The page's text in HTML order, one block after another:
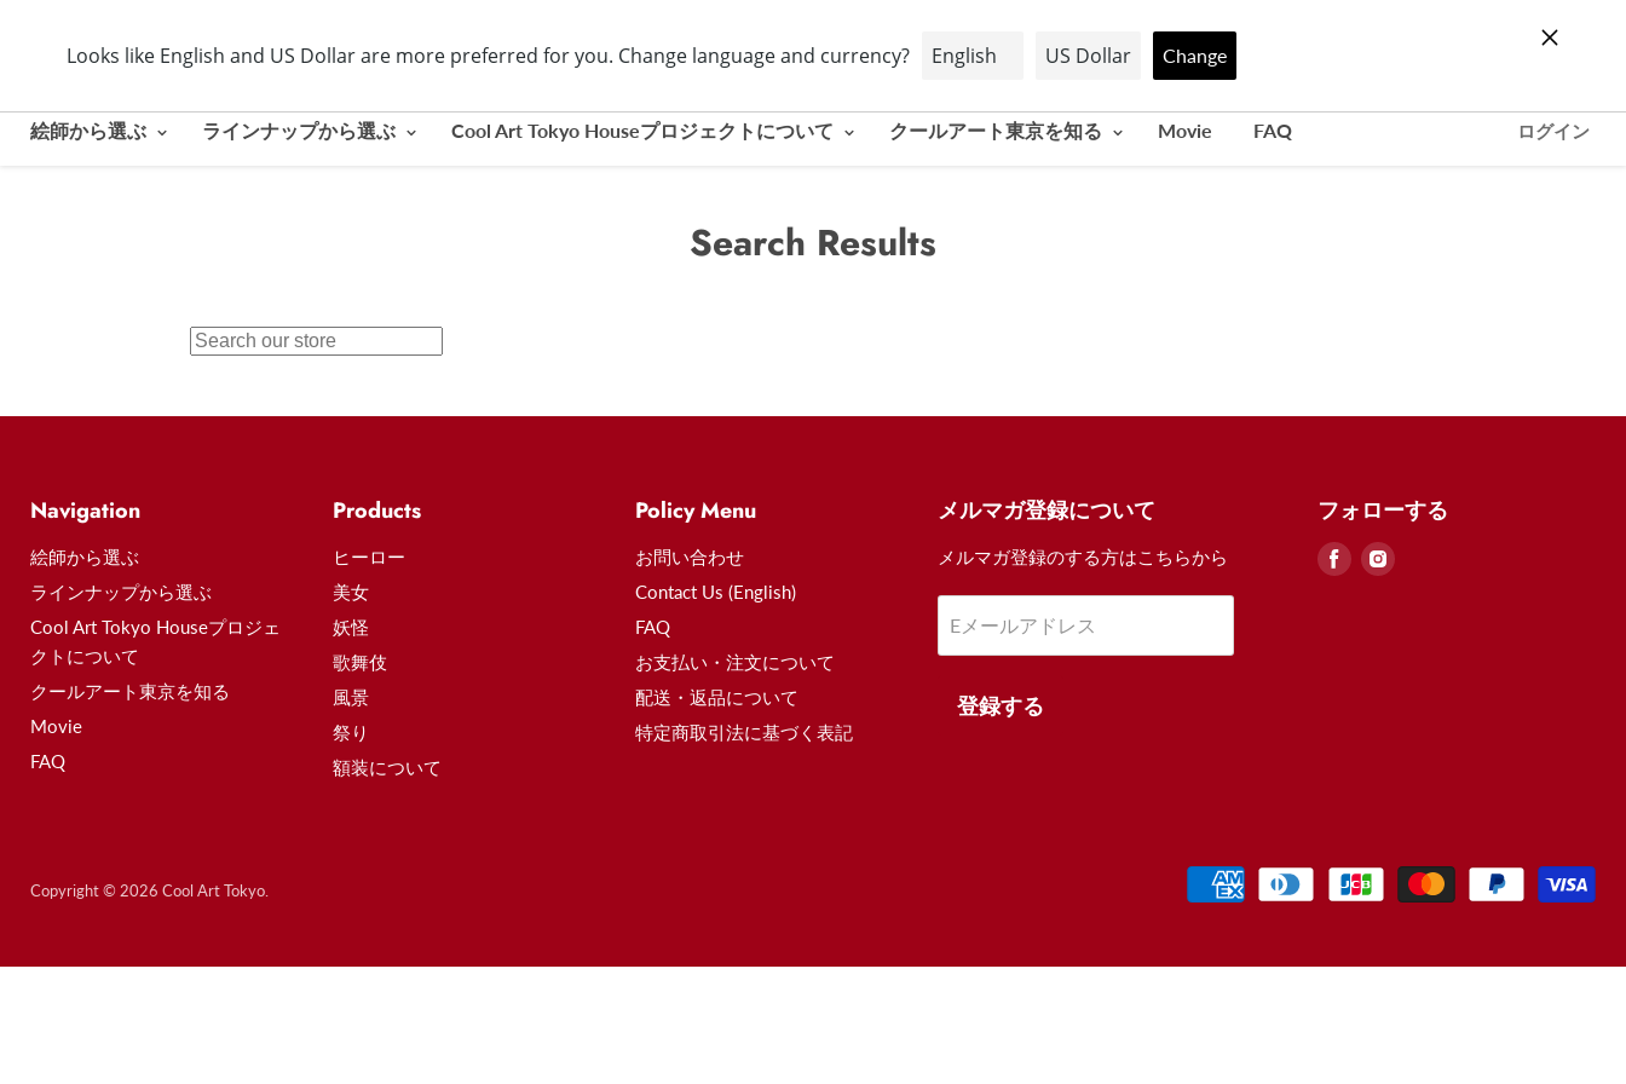
ト
を
絵師から選ぶ ラインナップから選ぶ Cool Art Tokyo Houseプロジェクトについて クールアート東京を知る Movie FAQ ログイン
Search Results
Navigation
絵師から選ぶ
ラインナップから選ぶ
Cool Art Tokyo Houseプロジェ
クトについて
クールアート東京を知る
Movie
FAQ
Products
ヒーロー
美女
妖怪
歌舞伎
風景
祭り
額装について
Policy Menu
お問い合わせ
Contact Us (English)
FAQ
お支払い・注文について
配送・返品について
特定商取引法に基づく表記
メルマガ登録について
メルマガ登録のする方はこちらから
Eメールアドレス
登録する
フォローする
見
見
Copyright © 2026 Cool Art Tokyo.
Looks like English and US Dollar are more preferred for you. Change language and currency? Change